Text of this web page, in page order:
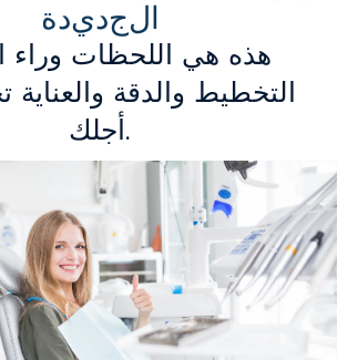
الجديدة
هذه هي اللحظات وراء
التخطيط والدقة والعناية
أجلك.